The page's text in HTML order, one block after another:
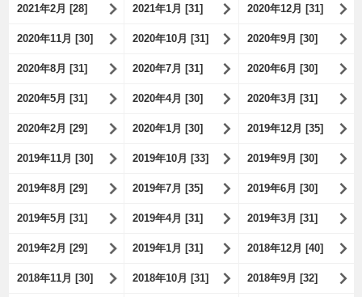
2021年2月 [28] 2021年1月 [31] 2020年12月 [31]
2020年11月 [30] 2020年10月 [31] 2020年9月 [30]
2020年8月 [31] 2020年7月 [31] 2020年6月 [30]
2020年5月 [31] 2020年4月 [30] 2020年3月 [31]
2020年2月 [29] 2020年1月 [30] 2019年12月 [35]
2019年11月 [30] 2019年10月 [33] 2019年9月 [30]
2019年8月 [29] 2019年7月 [35] 2019年6月 [30]
2019年5月 [31] 2019年4月 [31] 2019年3月 [31]
2019年2月 [29] 2019年1月 [31] 2018年12月 [40]
2018年11月 [30] 2018年10月 [31] 2018年9月 [32]